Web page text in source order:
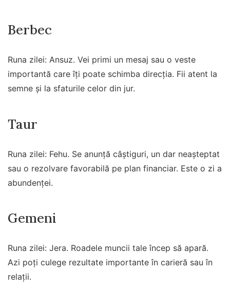
Berbec
Runa zilei: Ansuz. Vei primi un mesaj sau o veste
importantă care îți poate schimba direcția. Fii atent la
semne și la sfaturile celor din jur.
Taur
Runa zilei: Fehu. Se anunță câștiguri, un dar neașteptat
sau o rezolvare favorabilă pe plan financiar. Este o zi a
abundenței.
Gemeni
Runa zilei: Jera. Roadele muncii tale încep să apară.
Azi poți culege rezultate importante în carieră sau în
relații.